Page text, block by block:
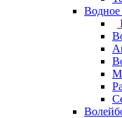
Водное